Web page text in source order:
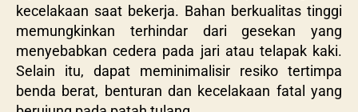
kecelakaan saat bekerja. Bahan berkualitas tinggi
memungkinkan terhindar dari gesekan yang
menyebabkan cedera pada jari atau telapak kaki.
Selain itu, dapat meminimalisir resiko tertimpa
benda berat, benturan dan kecelakaan fatal yang